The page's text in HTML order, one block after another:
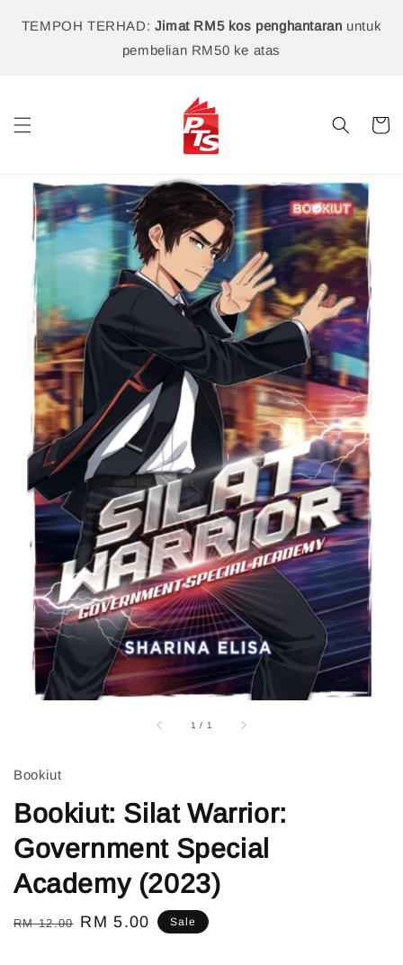
TEMPOH TERHAD: Jimat RM5 kos penghantaran untuk
pembelian RM50 ke atas
1 / 1
Bookiut
Bookiut: Silat Warrior:
Government Special
Academy (2023)
Regular
RM 12.00 Sale
RM 5.00 Sale